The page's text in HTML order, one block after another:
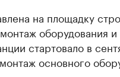
на площадку
оборудования и
стартовало в
основного